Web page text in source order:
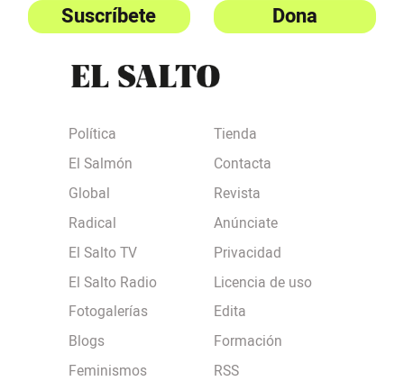
Suscríbete Dona
Política
El Salmón
Global
Radical
El Salto TV
El Salto Radio
Fotogalerías
Blogs
Feminismos
Tienda
Contacta
Revista
Anúnciate
Privacidad
Licencia de uso
Edita
Formación
RSS